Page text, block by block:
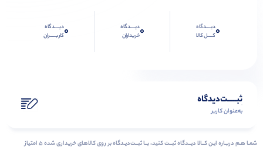
0دیــــدگاه
کــــل کالا
0دیــــدگاه
خریداران
0دیــــدگاه
کاربـــــران
ثبـــــت‌دیدگاه
به‌عنوان کاربر
شمـا هـم دربـاره ایـن کــالا دیــدگاه ثبــت کنید، بــا ثبــت‌دیـدگاه بر روی کالاهای خریداری شده ۵ امتیاز